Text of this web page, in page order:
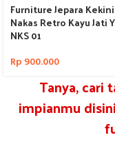
Furniture Jepara
Nakas Retro Kayu Jati
NKS 01
Rp 900.000
Tanya, cari
impianmu